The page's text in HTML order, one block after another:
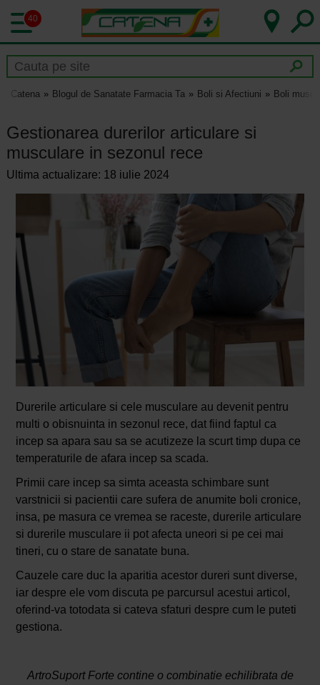
40
Catena Blogul de Sanatate Farmacia Ta Boli si Afectiuni Boli
Gestionarea durerilor articulare si
musculare in sezonul rece
Ultima actualizare: 18 iulie 2024
Durerile articulare si cele musculare au devenit pentru
multi o obisnuinta in sezonul rece, dat fiind faptul ca
incep sa apara sau sa se acutizeze la scurt timp dupa ce
temperaturile de afara incep sa scada.
Primii care incep sa simta aceasta schimbare sunt
varstnicii si pacientii care sufera de anumite boli cronice,
insa, pe masura ce vremea se raceste, durerile articulare
si durerile musculare ii pot afecta uneori si pe cei mai
tineri, cu o stare de sanatate buna.
Cauzele care duc la aparitia acestor dureri sunt diverse,
iar despre ele vom discuta pe parcursul acestui articol,
oferind-va totodata si cateva sfaturi despre cum le puteti
gestiona.
ArtroSuport Forte contine o combinatie echilibrata de